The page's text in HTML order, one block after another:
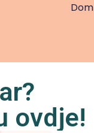
Dom
ovdje!